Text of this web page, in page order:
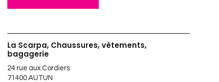
La Scarpa, Chaussures, vêtements,
bagagerie
24 rue aux Cordiers
71400 AUTUN